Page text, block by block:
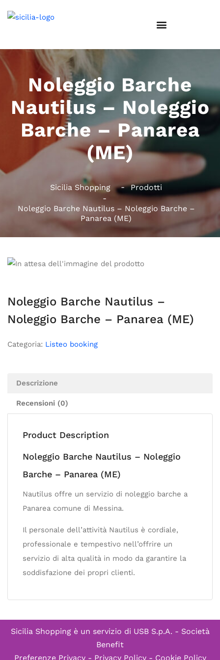
Noleggio Barche
Nautilus – Noleggio
Barche – Panarea
(ME)
Sicilia Shopping Prodotti
Noleggio Barche Nautilus – Noleggio Barche –
Panarea (ME)
Noleggio Barche Nautilus –
Noleggio Barche – Panarea (ME)
Categoria: Listeo booking
Descrizione
Recensioni (0)
Product Description
Noleggio Barche Nautilus – Noleggio
Barche – Panarea (ME)
Nautilus offre un servizio di noleggio barche a
Panarea comune di Messina.
Il personale dell’attività Nautilus è cordiale,
professionale e tempestivo nell’offrire un
servizio di alta qualità in modo da garantire la
soddisfazione dei propri clienti.
Sicilia Shopping è un servizio di USB S.p.A. - Società
Benefit
Preferenze Privacy- Privacy Policy- Cookie Policy